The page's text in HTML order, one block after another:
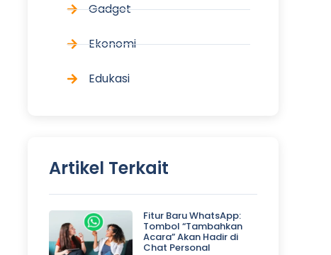
Gadget
Ekonomi
Edukasi
Artikel Terkait
Fitur Baru WhatsApp:
Tombol “Tambahkan
Acara” Akan Hadir di
Chat Personal